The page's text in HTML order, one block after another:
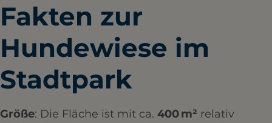
Fakten zur
Hundewiese im
Stadtpark
Größe: Die Fläche ist mit ca. 400 m² relativ